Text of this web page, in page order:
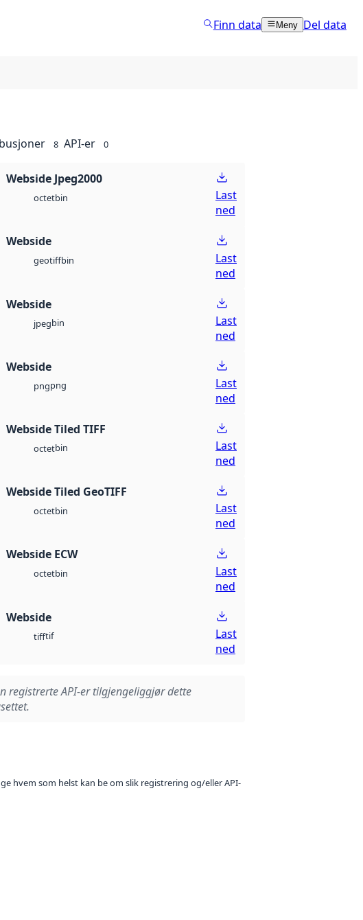
Finn data Meny Del data
8 API-er 0
Webside Jpeg2000
octetbin
Last
ned
Webside
geotiffbin
Last
ned
Webside
jpegbin
Last
ned
Webside
pngpng
Last
ned
Webside Tiled TIFF
octetbin
Last
ned
Webside Tiled GeoTIFF
octetbin
Last
ned
Webside ECW
octetbin
Last
ned
Webside
tifftif
Last
ned
registrerte API-er tilgjengeliggjør dette
hvem som helst kan be om slik registrering og/eller API-